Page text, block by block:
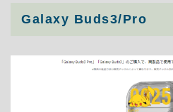
Galaxy Buds3/Pro